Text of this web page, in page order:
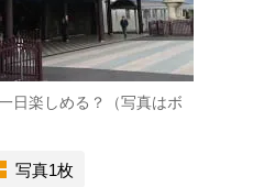
日楽しめる？（写真はボ
写真1枚